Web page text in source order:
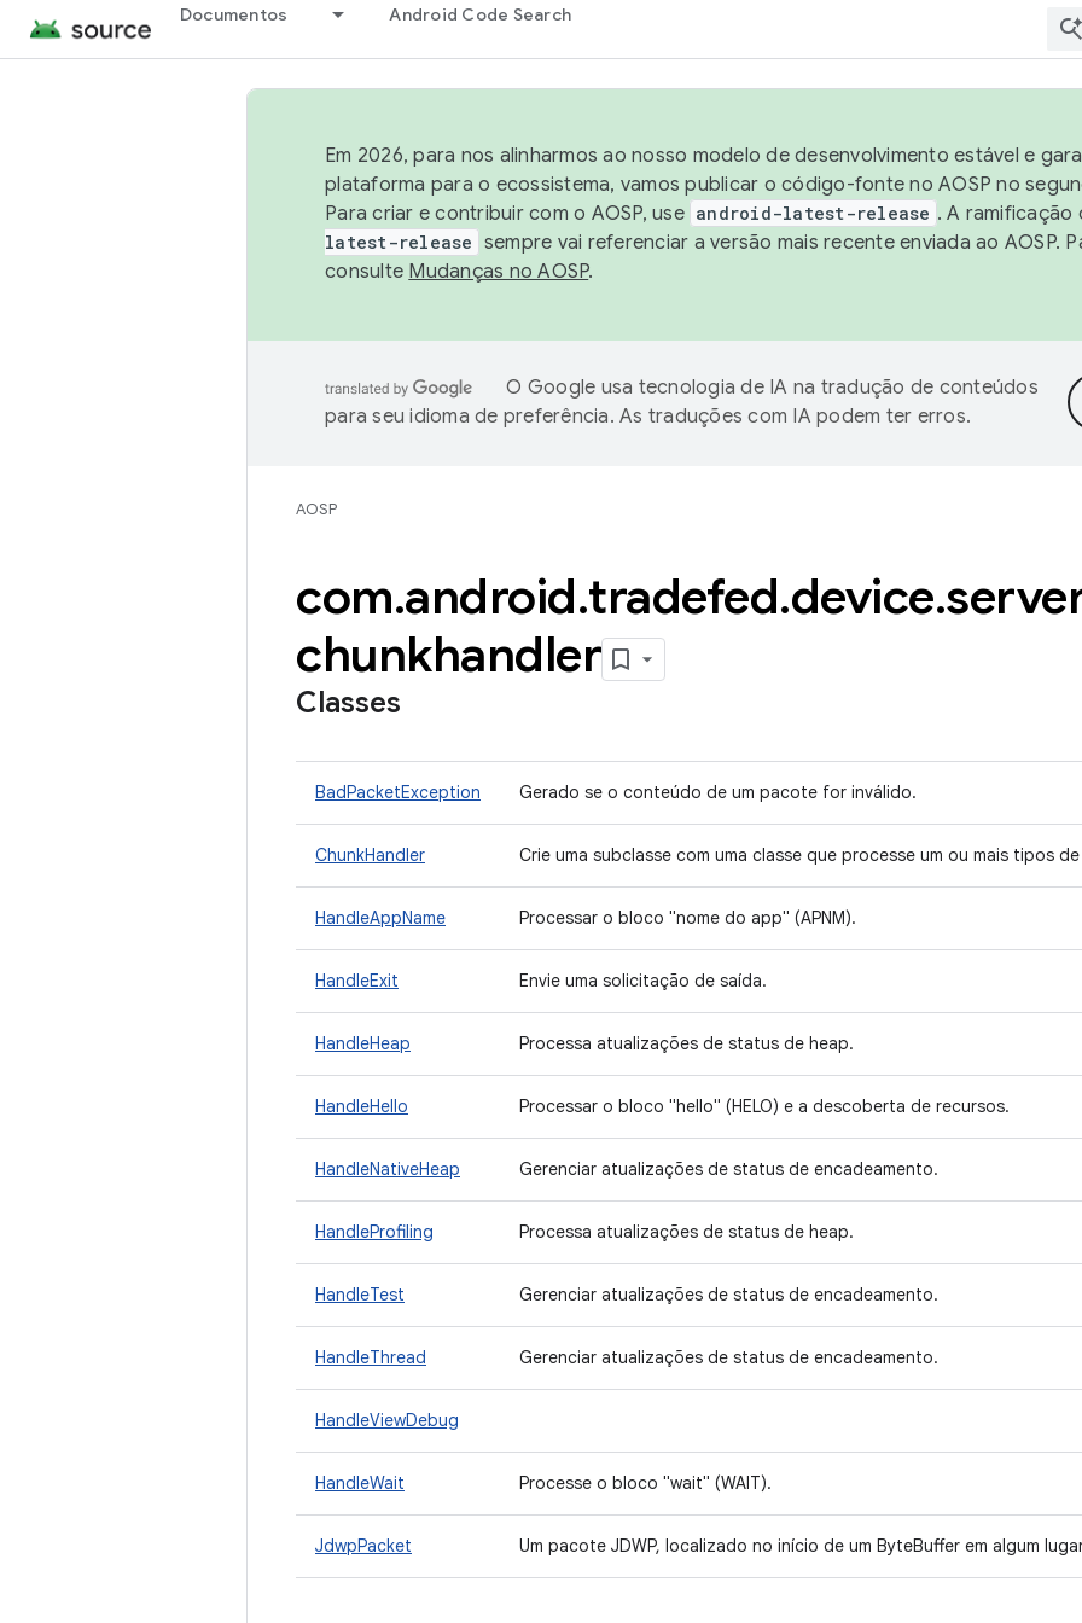
Documentos Android Code Search
Em 2026, para nos alinharmos ao nosso modelo de desenvolvimento estável e
plataforma para o ecossistema, vamos publicar o código-fonte no AOSP no
Para criar e contribuir com o AOSP, use android-latest-release . A
latest-release sempre vai referenciar a versão mais recente enviada ao AOSP.
consulte Mudanças no AOSP.
O Google usa tecnologia de IA na tradução de conteúdos
para seu idioma de preferência. As traduções com IA podem ter erros.
AOSP
com.android.tradefed.device.server
chunkhandler
Classes
BadPacketException Gerado se o conteúdo de um pacote for inválido.
ChunkHandler Crie uma subclasse com uma classe que processe um ou mais tipos
HandleAppName Processar o bloco "nome do app" (APNM).
HandleExit Envie uma solicitação de saída.
HandleHeap Processa atualizações de status de heap.
HandleHello Processar o bloco "hello" (HELO) e a descoberta de recursos.
HandleNativeHeap Gerenciar atualizações de status de encadeamento.
HandleProfiling Processa atualizações de status de heap.
HandleTest Gerenciar atualizações de status de encadeamento.
HandleThread Gerenciar atualizações de status de encadeamento.
HandleViewDebug
HandleWait Processe o bloco "wait" (WAIT).
JdwpPacket Um pacote JDWP, localizado no início de um ByteBuffer em algum